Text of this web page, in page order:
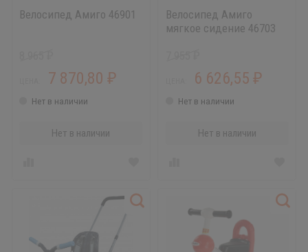
Велосипед Амиго 46901
7 870,80 ₽
Нет в наличии
Нет в наличии
Велосипед Амиго
мягкое сидение 46703
6 626,55₽
Нет в наличии
Нет в наличии